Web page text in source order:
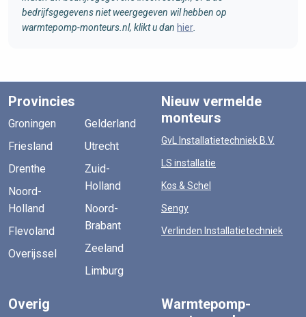
bedrijfsgegevens niet weergegeven wil hebben op
warmtepomp-monteurs.nl, klikt u dan hier
Provincies
Groningen
Friesland
Drenthe
Noord-
Holland
Flevoland
Overijssel
Gelderland
Utrecht
Zuid-
Holland
Noord-
Brabant
Zeeland
Limburg
Nieuw vermelde
monteurs
GvL Installatietechniek B.V.
LS installatie
Kos & Schel
Sengy
Verlinden Installatietechniek
Overig
Warmtepomp-